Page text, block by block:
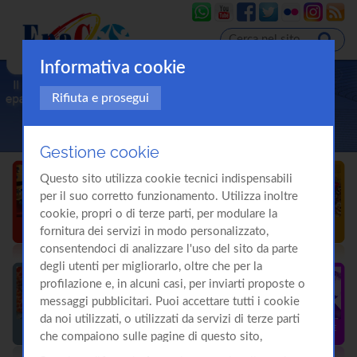
Informativa cookie
Rifiuta e prosegui
Gestione cookie
Questo sito utilizza cookie tecnici indispensabili
per il suo corretto funzionamento. Utilizza inoltre
cookie, propri o di terze parti, per modulare la
fornitura dei servizi in modo personalizzato,
consentendoci di analizzare l'uso del sito da parte
degli utenti per migliorarlo, oltre che per la
profilazione e, in alcuni casi, per inviarti proposte o
messaggi pubblicitari. Puoi accettare tutti i cookie
da noi utilizzati, o utilizzati da servizi di terze parti
che compaiono sulle pagine di questo sito,
premendo il pulsante "Accetta tutti i cookie"